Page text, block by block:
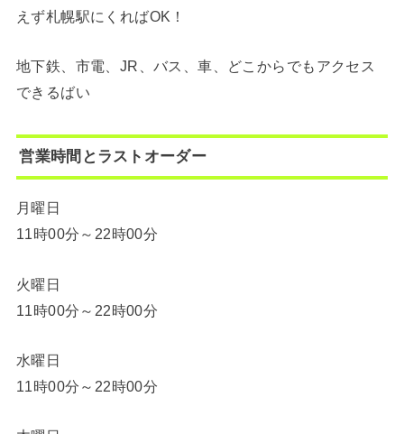
えず札幌駅にくればOK！
地下鉄、市電、JR、バス、車、どこからでもアクセス
できるばい
営業時間とラストオーダー
月曜日
11時00分～22時00分
火曜日
11時00分～22時00分
水曜日
11時00分～22時00分